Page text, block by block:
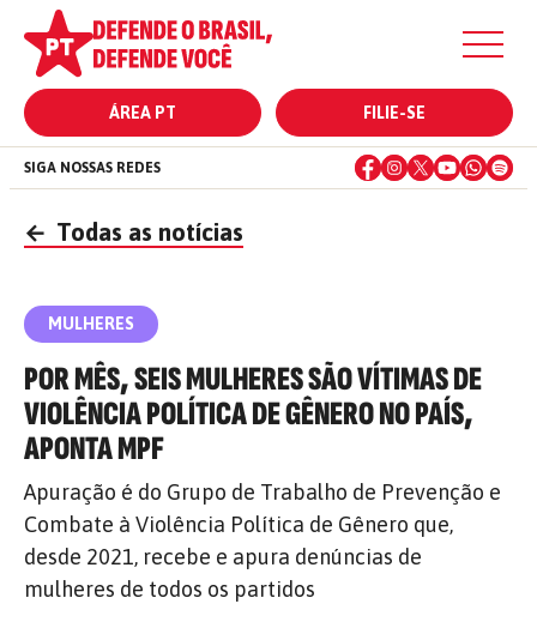
ÁREA PT FILIE-SE
SIGA NOSSAS REDES
← Todas as notícias
MULHERES
POR MÊS, SEIS MULHERES SÃO VÍTIMAS DE
VIOLÊNCIA POLÍTICA DE GÊNERO NO PAÍS,
APONTA MPF
Apuração é do Grupo de Trabalho de Prevenção e
Combate à Violência Política de Gênero que,
desde 2021, recebe e apura denúncias de
mulheres de todos os partidos